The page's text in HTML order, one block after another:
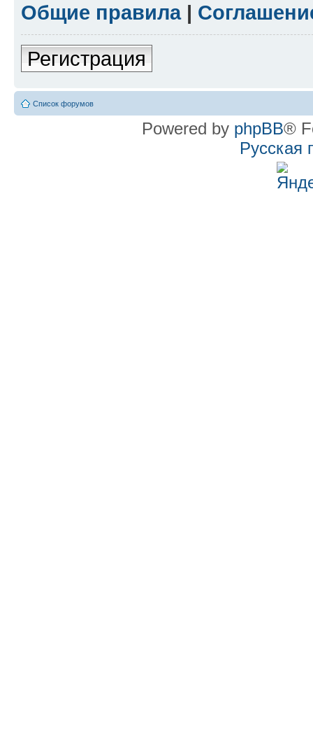
Общие правила|
Регистрация
Список форумов
Powered by phpBB®
Русская